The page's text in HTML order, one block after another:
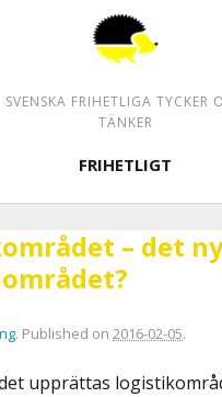
SVENSKA FRIHETLIGA TYCKER
TÄNKER
FRIHETLIGT
– det
. Published on 2016-02-05.
upprättas